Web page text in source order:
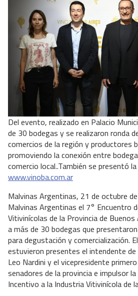
Del evento, realizado en Palacio
de 30 bodegas y se realizaron ronda
comercios de la región y productores
promoviendo la conexión entre
comercio local..También se presentó
www.vinoba.com.ar
Malvinas Argentinas, 21 de octubre
Malvinas Argentinas el 7° Encuentro
Vitivinícolas de la Provincia de
a más de 30 bodegas que
para degustación y comercialización.
estuvieron presentes el intendente
Leo Nardini y el vicepresidente
senadores de la provincia e impulsor
Incentivo a la Industria Vitivinícola de